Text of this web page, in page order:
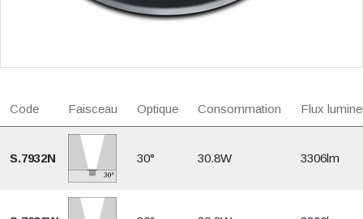
Code Faisceau Optique Consommation Flux
S.7932N 30° 30.8W 3306lm